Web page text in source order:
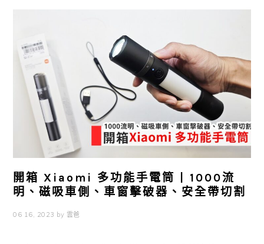
開箱 Xiaomi 多功能手電筒 | 1000流
明、磁吸車側、車窗擊破器、安全帶切割
06 16, 2023 by 雲爸